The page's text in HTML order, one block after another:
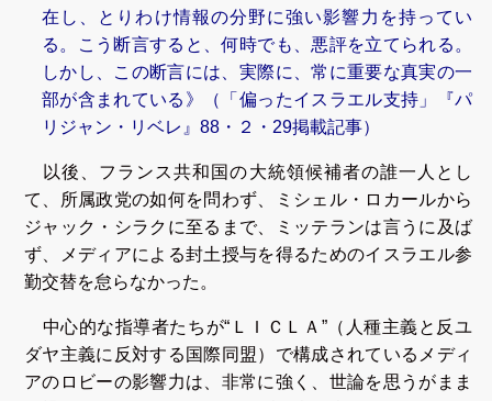
在し、とりわけ情報の分野に強い影響力を持ってい
る。こう断言すると、何時でも、悪評を立てられる。
しかし、この断言には、実際に、常に重要な真実の一
部が含まれている》（「偏ったイスラエル支持」『パ
リジャン・リベレ』88・２・29掲載記事）
以後、フランス共和国の大統領候補者の誰一人とし
て、所属政党の如何を問わず、ミシェル・ロカールから
ジャック・シラクに至るまで、ミッテランは言うに及ば
ず、メディアによる封土授与を得るためのイスラエル参
勤交替を怠らなかった。
中心的な指導者たちが“ＬＩＣＬＡ”（人種主義と反ユ
ダヤ主義に反対する国際同盟）で構成されているメディ
アのロビーの影響力は、非常に強く、世論を思うがまま